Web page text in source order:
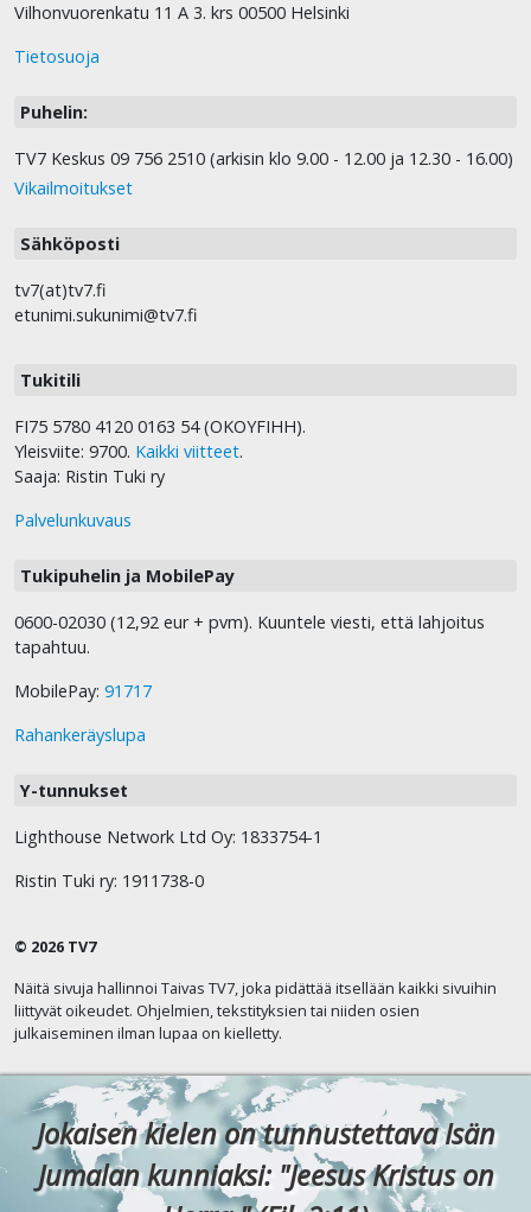
Vilhonvuorenkatu 11 A 3. krs 00500 Helsinki
Tietosuoja
Puhelin:
TV7 Keskus 09 756 2510 (arkisin klo 9.00 - 12.00 ja 12.30 - 16.00)
Vikailmoitukset
Sähköposti
tv7(at)tv7.fi
etunimi.sukunimi@tv7.fi
Tukitili
FI75 5780 4120 0163 54 (OKOYFIHH).
Yleisviite: 9700. Kaikki viitteet.
Saaja: Ristin Tuki ry
Palvelunkuvaus
Tukipuhelin ja MobilePay
0600-02030 (12,92 eur + pvm). Kuuntele viesti, että lahjoitus
tapahtuu.
MobilePay: 91717
Rahankeräyslupa
Y-tunnukset
Lighthouse Network Ltd Oy: 1833754-1
Ristin Tuki ry: 1911738-0
© 2026 TV7
Näitä sivuja hallinnoi Taivas TV7, joka pidättää itsellään kaikki sivuihin
liittyvät oikeudet. Ohjelmien, tekstityksien tai niiden osien
julkaiseminen ilman lupaa on kielletty.
Jokaisen kielen on tunnustettava Isän
Jumalan kunniaksi: "Jeesus Kristus on